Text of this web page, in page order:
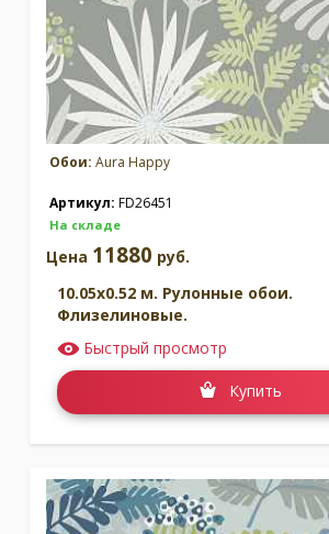
Обои: Aura Happy
Артикул: FD26451
На складе
Цена 11880 руб.
10.05x0.52 м. Рулонные обои.
Флизелиновые.
Быстрый просмотр
Купить